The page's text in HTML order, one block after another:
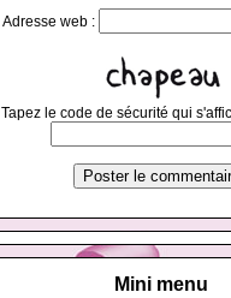
Adresse web :
Tapez le code de sécurité qui
Mini menu